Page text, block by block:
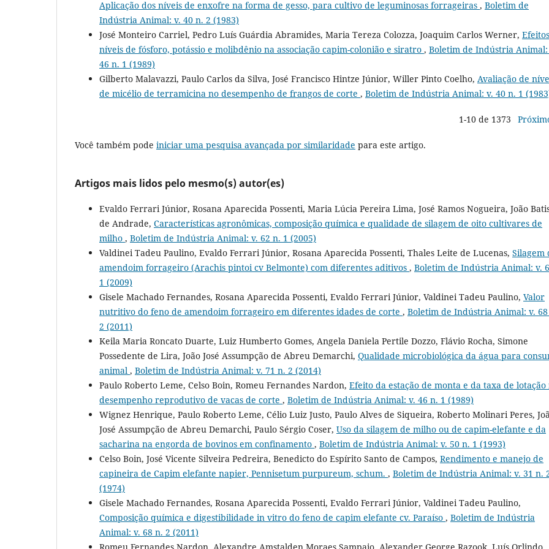
Aplicação dos níveis de enxofre na forma de gesso, para cultivo de leguminosas forrageiras , Boletim de
Indústria Animal: v. 40 n. 2 (1983)
José Monteiro Carriel, Pedro Luís Guárdia Abramides, Maria Tereza Colozza, Joaquim Carlos Werner,
níveis de fósforo, potássio e molibdênio na associação capim-colonião e siratro , Boletim de Indústria Animal:
46 n. 1 (1989)
Gilberto Malavazzi, Paulo Carlos da Silva, José Francisco Hintze Júnior, Willer Pinto Coelho, Avaliação de
de micélio de terramicina no desempenho de frangos de corte , Boletim de Indústria Animal: v. 40 n. 1
1-10 de 1373
Você também pode iniciar uma pesquisa avançada por similaridade para este artigo.
Artigos mais lidos pelo mesmo(s) autor(es)
Evaldo Ferrari Júnior, Rosana Aparecida Possenti, Maria Lúcia Pereira Lima, José Ramos Nogueira, João
de Andrade, Características agronômicas, composição química e qualidade de silagem de oito cultivares de
milho , Boletim de Indústria Animal: v. 62 n. 1 (2005)
Valdinei Tadeu Paulino, Evaldo Ferrari Júnior, Rosana Aparecida Possenti, Thales Leite de Lucenas, Silagem
amendoim forrageiro (Arachis pintoi cv Belmonte) com diferentes aditivos , Boletim de Indústria Animal: v.
1 (2009)
Gisele Machado Fernandes, Rosana Aparecida Possenti, Evaldo Ferrari Júnior, Valdinei Tadeu Paulino, Valor
nutritivo do feno de amendoim forrageiro em diferentes idades de corte , Boletim de Indústria Animal: v.
2 (2011)
Keila Maria Roncato Duarte, Luiz Humberto Gomes, Angela Daniela Pertile Dozzo, Flávio Rocha, Simone
Possedente de Lira, João José Assumpção de Abreu Demarchi, Qualidade microbiológica da água para
animal , Boletim de Indústria Animal: v. 71 n. 2 (2014)
Paulo Roberto Leme, Celso Boin, Romeu Fernandes Nardon, Efeito da estação de monta e da taxa de lotação
desempenho reprodutivo de vacas de corte , Boletim de Indústria Animal: v. 46 n. 1 (1989)
Wignez Henrique, Paulo Roberto Leme, Célio Luiz Justo, Paulo Alves de Siqueira, Roberto Molinari Peres,
José Assumpção de Abreu Demarchi, Paulo Sérgio Coser, Uso da silagem de milho ou de capim-elefante e da
sacharina na engorda de bovinos em confinamento , Boletim de Indústria Animal: v. 50 n. 1 (1993)
Celso Boin, José Vicente Silveira Pedreira, Benedicto do Espírito Santo de Campos, Rendimento e manejo de
capineira de Capim elefante napier, Pennisetum purpureum, schum. , Boletim de Indústria Animal: v. 31 n.
(1974)
Gisele Machado Fernandes, Rosana Aparecida Possenti, Evaldo Ferrari Júnior, Valdinei Tadeu Paulino,
Composição química e digestibilidade in vitro do feno de capim elefante cv. Paraíso , Boletim de Indústria
Animal: v. 68 n. 2 (2011)
Romeu Fernandes Nardon, Alexandre Amstalden Moraes Sampaio, Alexander George Razook, Luís Orlindo